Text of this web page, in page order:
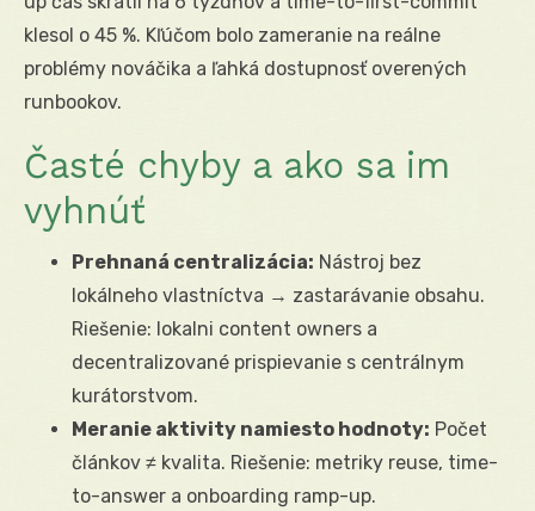
klesol o 45 %. Kľúčom bolo zameranie na reálne
problémy nováčika a ľahká dostupnosť overených
runbookov.
Časté chyby a ako sa im
vyhnúť
Prehnaná centralizácia: Nástroj bez
lokálneho vlastníctva → zastarávanie obsahu.
Riešenie: lokalni content owners a
decentralizované prispievanie s centrálnym
kurátorstvom.
Meranie aktivity namiesto hodnoty: Počet
článkov ≠ kvalita. Riešenie: metriky reuse, time-
to-answer a onboarding ramp-up.